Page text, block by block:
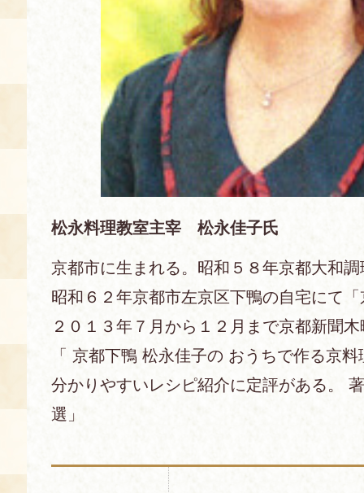
空き状況・ご予約
使用料・お支払い方法
団体向け見学・体験
食の語り部の部屋
展示見学
講演会付き料理教室
あじわい館弁当
松永料理教室主宰 松永佳子氏
京都市に生まれる。昭和５８年京都大和
昭和６２年京都市左京区下鴨の自宅にて
２０１３年７月から１２月まで京都新聞
「 京都下鴨 松永佳子の おうちで作る京
分かりやすいレシピ紹介に定評がある。
選」